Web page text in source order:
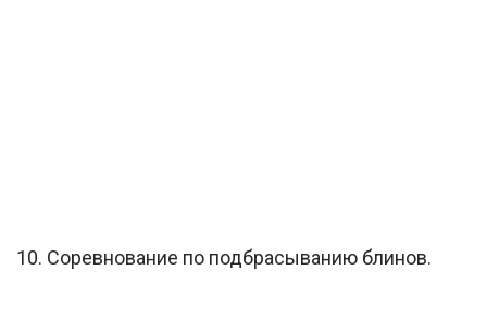
10. Соревнование по подбрасыванию блинов.